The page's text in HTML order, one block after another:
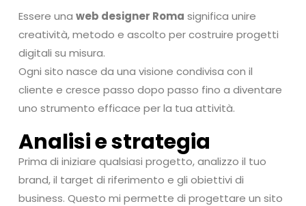
Essere una web designer Roma significa unire
creatività, metodo e ascolto per costruire progetti
digitali su misura.
Ogni sito nasce da una visione condivisa con il
cliente e cresce passo dopo passo fino a diventare
uno strumento efficace per la tua attività.
Analisi e strategia
Prima di iniziare qualsiasi progetto, analizzo il tuo
brand, il target di riferimento e gli obiettivi di
business. Questo mi permette di progettare un sito